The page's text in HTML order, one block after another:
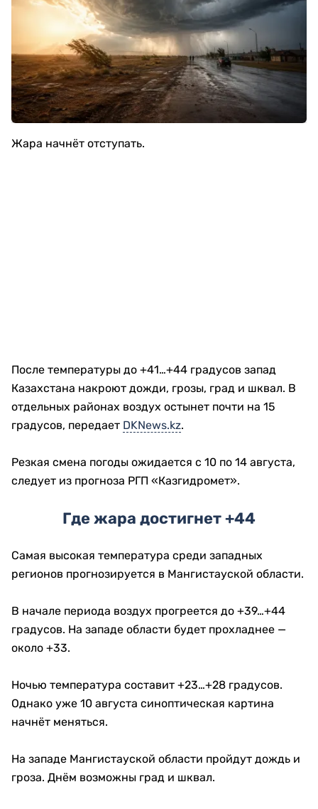
Жара начнёт отступать.
После температуры до +41…+44 градусов запад
Казахстана накроют дожди, грозы, град и шквал. В
отдельных районах воздух остынет почти на 15
градусов, передает DKNews.kz.
Резкая смена погоды ожидается с 10 по 14 августа,
следует из прогноза РГП «Казгидромет».
Где жара достигнет +44
Самая высокая температура среди западных
регионов прогнозируется в Мангистауской области.
В начале периода воздух прогреется до +39…+44
градусов. На западе области будет прохладнее —
около +33.
Ночью температура составит +23…+28 градусов.
Однако уже 10 августа синоптическая картина
начнёт меняться.
На западе Мангистауской области пройдут дождь и
гроза. Днём возможны град и шквал.